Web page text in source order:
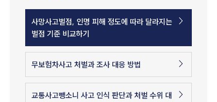
사망사고벌점, 인명 피해 정도에 따라 달라지는
벌점 기준 비교하기
무보험차사고 처벌과 조사 대응 방법
교통사고뺑소니 사고 인식 판단과 처벌 수위 대